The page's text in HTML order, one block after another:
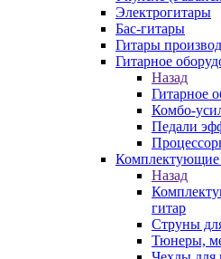
Электрогитары
Бас-гитары
Гитары
Гитарное
Назад
Гитарное
Комбо-
Педали
Комплектующие
Назад
гитар
Струны
Тюнеры,